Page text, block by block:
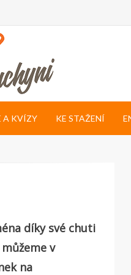
A KVÍZY KE STAŽENÍ
díky své chuti
v
na